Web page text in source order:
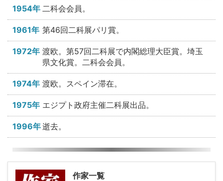
1954年 二科会会員。
1961年 第46回二科展パリ賞。
1972年 渡欧。第57回二科展で内閣総理大臣賞。埼玉
県文化賞。二科会会員。
1974年 渡欧。スペイン滞在。
1975年 エジプト政府主催二科展出品。
1996年逝去。
作家一覧